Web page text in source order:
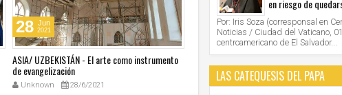
28 Jun
2021
ASIA/ UZBEKISTÁN - El arte como instrumento
de evangelización
Unknown 28/6/2021
Jun
2021
en la democracia, defiende el sistema
democrático, apoya los resultados
Unknown 28/6/2021
en riesgo de
Por: Iris Soza (corresponsal en
Noticias / Ciudad del Vaticano,
centroamericano de El Salvador...
LAS CATEQUESIS DEL PAPA